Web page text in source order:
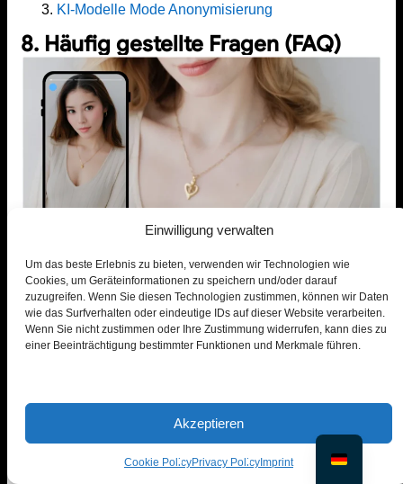
Einwilligung verwalten
Um das beste Erlebnis zu bieten, verwenden wir Technologien wie
Cookies, um Geräteinformationen zu speichern und/oder darauf
zuzugreifen. Wenn Sie diesen Technologien zustimmen, können wir Daten
wie das Surfverhalten oder eindeutige IDs auf dieser Website verarbeiten.
Wenn Sie nicht zustimmen oder Ihre Zustimmung widerrufen, kann dies zu
einer Beeinträchtigung bestimmter Funktionen und Merkmale führen.
Akzeptieren
Cookie PolicyPrivacy Policy Imprint
KI-Modelle Mode Anonymisierung
8. Häufig gestellte Fragen (FAQ)
Besuchen Sie Face Swap mit PiktID
F1: Was ist ein AI-Lookbook-Modell?
Ein AI-Lookbook-Modell ist ein digital generiertes
physische Fotoshootings erforderlich sind.
F2: Kann ich die Augen des KI-Modells bearbeiten?
Ja. Mit dem Tool „Person generieren“ von PiktID können